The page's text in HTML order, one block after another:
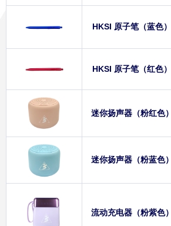
HKSI 原子笔（蓝色）
HKSI 原子笔（红色）
迷你扬声器（粉红色）
迷你扬声器（粉蓝色）
流动充电器（粉紫色）